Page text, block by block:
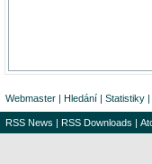
Webmaster | Hledání | Statistiky |
RSS News | RSS Downloads |